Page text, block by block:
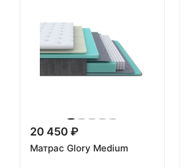
20 450 ₽
Матрас Glory Medium